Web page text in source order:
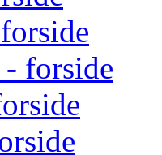
forside